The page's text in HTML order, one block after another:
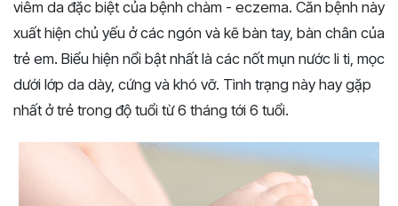
viêm da đặc biệt của bệnh chàm - eczema. Căn bệnh này
xuất hiện chủ yếu ở các ngón và kẽ bàn tay, bàn chân của
trẻ em. Biểu hiện nổi bật nhất là các nốt mụn nước li ti, mọc
dưới lớp da dày, cứng và khó vỡ. Tình trạng này hay gặp
nhất ở trẻ trong độ tuổi từ 6 tháng tới 6 tuổi.